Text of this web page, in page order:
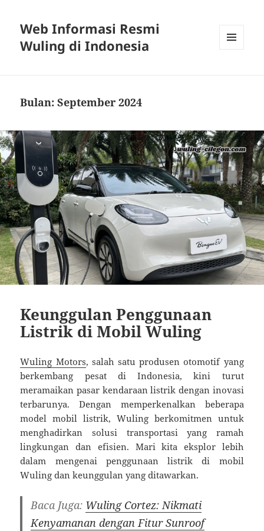
Web Informasi Resmi
Wuling di Indonesia
Bulan:September 2024
Keunggulan Penggunaan
Listrik di Mobil Wuling
Wuling Motors, salah satu produsen otomotif yang
berkembang pesat di Indonesia, kini turut
meramaikan pasar kendaraan listrik dengan inovasi
terbarunya. Dengan memperkenalkan beberapa
model mobil listrik, Wuling berkomitmen untuk
menghadirkan solusi transportasi yang ramah
lingkungan dan efisien. Mari kita eksplor lebih
dalam mengenai penggunaan listrik di mobil
Wuling dan keunggulan yang ditawarkan.
Baca Juga: Wuling Cortez: Nikmati
Kenyamanan dengan Fitur Sunroof